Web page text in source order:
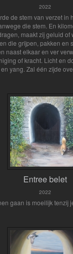
2022
de stem van verzet in
die stem. En
maakt zij geluid of
die grijpen, pakken en
naast elkaar en ver
of kracht. Licht en
yang. Zal één zijde
Entree belet
2022
gaan is moeilijk tenzij